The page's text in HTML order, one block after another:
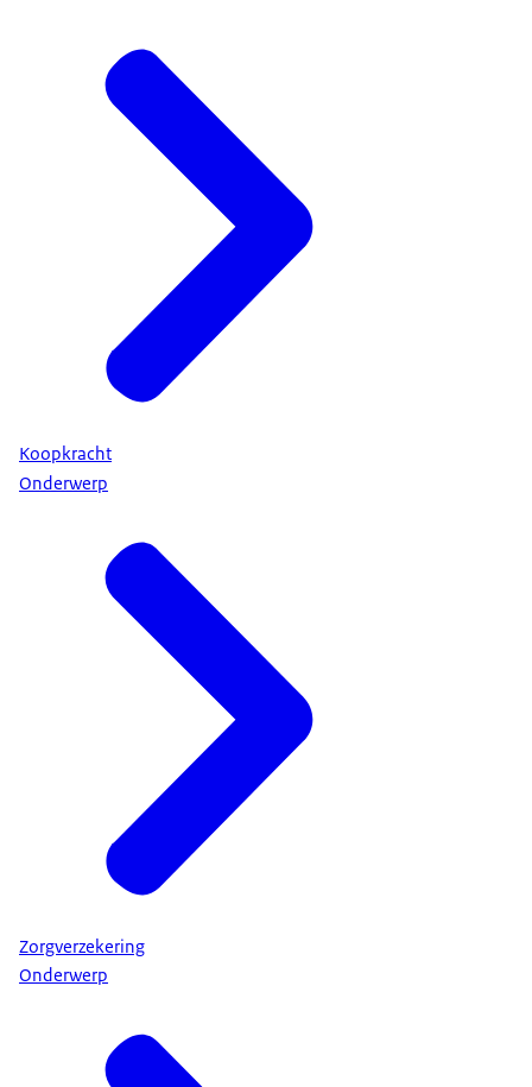
Koopkracht
Onderwerp
Zorgverzekering
Onderwerp